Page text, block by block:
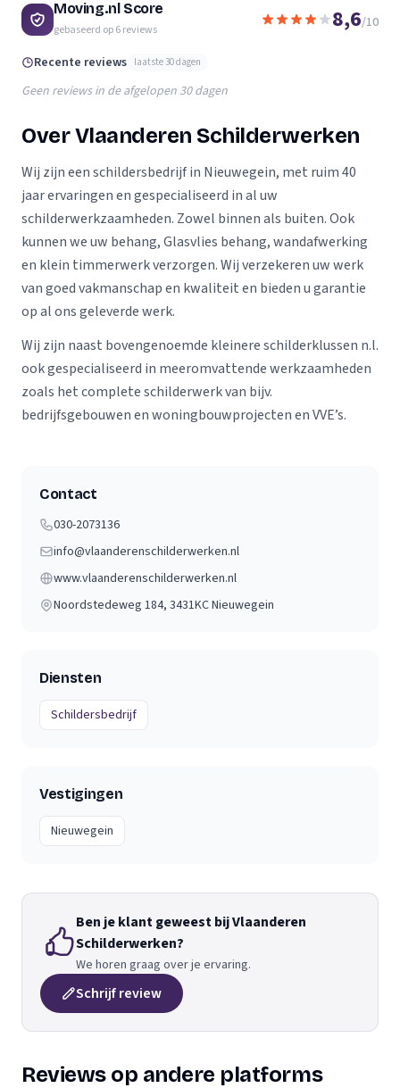
Moving.nl Score
gebaseerd op6reviews 8,6/10
Recente reviews laatste 30 dagen
Geen reviews in de afgelopen 30 dagen
Over Vlaanderen Schilderwerken
Wij zijn een schildersbedrijf in Nieuwegein, met ruim 40
jaar ervaringen en gespecialiseerd in al uw
schilderwerkzaamheden. Zowel binnen als buiten. Ook
kunnen we uw behang, Glasvlies behang, wandafwerking
en klein timmerwerk verzorgen. Wij verzekeren uw werk
van goed vakmanschap en kwaliteit en bieden u garantie
op al ons geleverde werk.
Wij zijn naast bovengenoemde kleinere schilderklussen n.l.
ook gespecialiseerd in meeromvattende werkzaamheden
zoals het complete schilderwerk van bijv.
bedrijfsgebouwen en woningbouwprojecten en VVE’s.
Contact
030-2073136
info@vlaanderenschilderwerken.nl
www.vlaanderenschilderwerken.nl
Noordstedeweg 184, 3431KCNieuwegein
Diensten
Schildersbedrijf
Vestigingen
Nieuwegein
Ben je klant geweest bij Vlaanderen
Schilderwerken?
We horen graag over je ervaring.
Schrijf review
Reviews op andere platforms